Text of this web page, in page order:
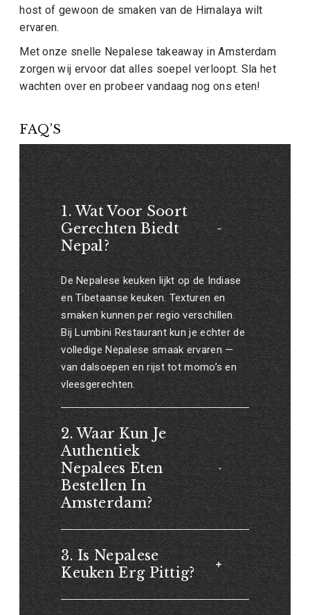
host of gewoon de smaken van de Himalaya wilt
ervaren.
Met onze snelle Nepalese takeaway in Amsterdam
zorgen wij ervoor dat alles soepel verloopt. Sla het
wachten over en probeer vandaag nog ons eten!
FAQ’S
1. Wat Voor Soort
Gerechten Biedt
Nepal?
De Nepalese keuken lijkt op de Indiase
en Tibetaanse keuken. Texturen en
smaken kunnen per regio verschillen.
Bij Lumbini Restaurant kun je echter de
volledige Nepalese smaak ervaren —
van dalsoepen en rijst tot momo’s en
vleesgerechten.
2. Waar Kun Je
Authentiek
Nepalees Eten
Bestellen In
Amsterdam?
3. Is Nepalese
Keuken Erg Pittig?